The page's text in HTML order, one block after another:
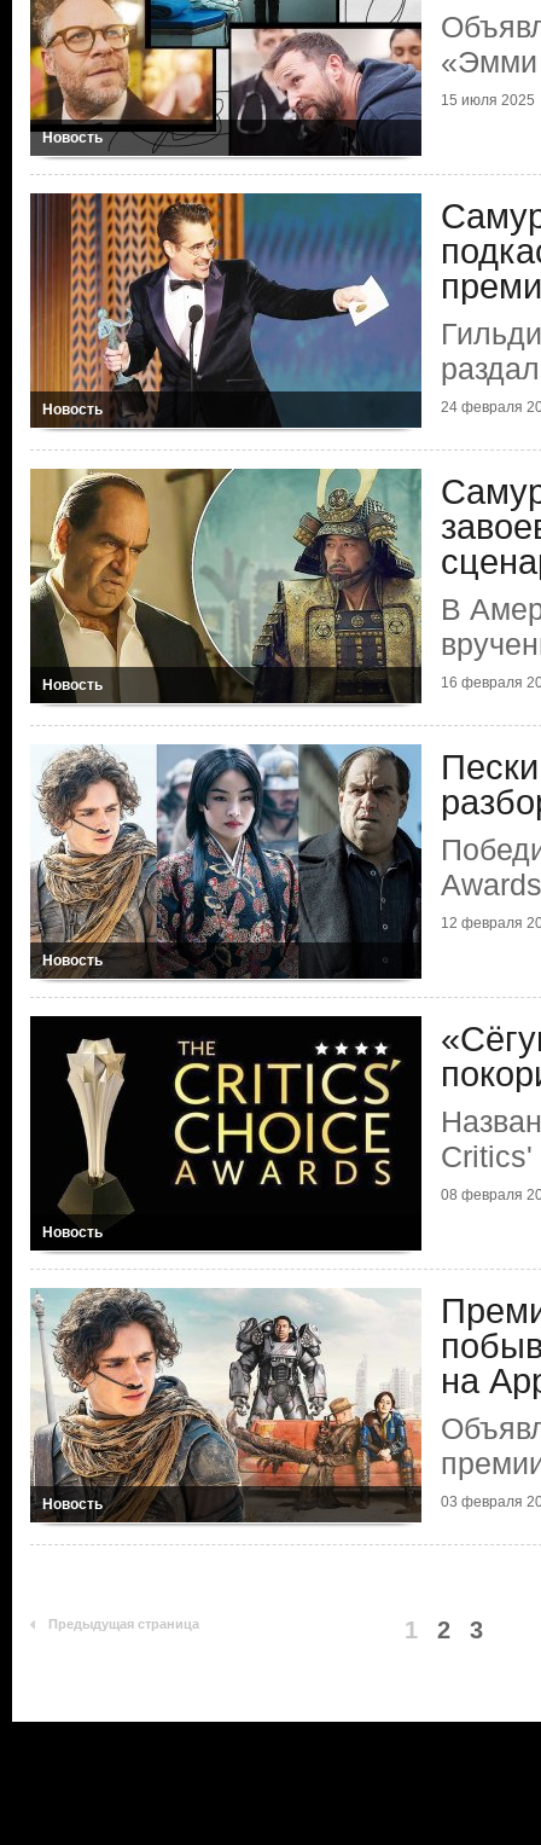
Новость
15 июля 2025
Новость 24 февраля
Новость
В
16 февраля
Новость
Awards
12 февраля
Новость
Critics'
08 февраля
Новость
на
03 февраля
Предыдущая страница 1 2 3